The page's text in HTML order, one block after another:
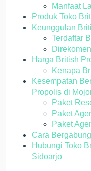
Manfaat
Produk Toko
Keunggulan
Terdaftar
Harga British
Kenapa
Kesempatan
Propolis di
Paket
Paket
Paket
Cara
Hubungi Toko
Sidoarjo